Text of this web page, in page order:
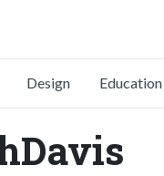
Design Education